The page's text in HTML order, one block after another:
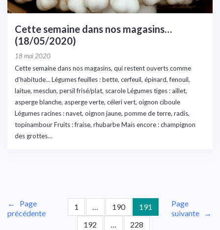
Cette semaine dans nos magasins…
(18/05/2020)
18 mai 2020
Cette semaine dans nos magasins, qui restent ouverts comme
d’habitude… Légumes feuilles : bette, cerfeuil, épinard, fenouil,
laitue, mesclun, persil frisé/plat, scarole Légumes tiges : aillet,
asperge blanche, asperge verte, céleri vert, oignon ciboule
Légumes racines : navet, oignon jaune, pomme de terre, radis,
topinambour Fruits : fraise, rhubarbe Mais encore : champignon
des grottes…
←
Page
précédente
1 … 190
191
192
… 228
Page
suivante
→